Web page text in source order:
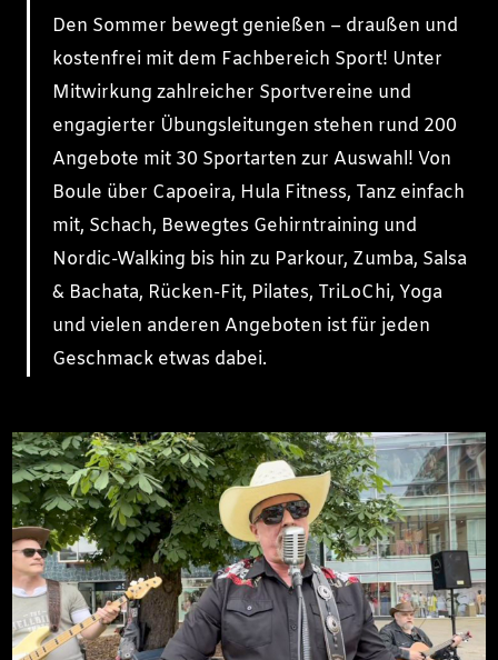
Den Sommer bewegt genießen – draußen und
kostenfrei mit dem Fachbereich Sport! Unter
Mitwirkung zahlreicher Sportvereine und
engagierter Übungsleitungen stehen rund 200
Angebote mit 30 Sportarten zur Auswahl! Von
Boule über Capoeira, Hula Fitness, Tanz einfach
mit, Schach, Bewegtes Gehirntraining und
Nordic-Walking bis hin zu Parkour, Zumba, Salsa
& Bachata, Rücken-Fit, Pilates, TriLoChi, Yoga
und vielen anderen Angeboten ist für jeden
Geschmack etwas dabei.